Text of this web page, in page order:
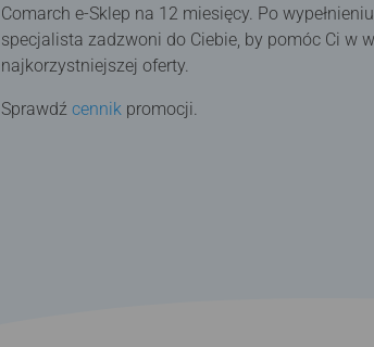
Comarch e-Sklep na 12 miesięcy. Po
specjalista zadzwoni do Ciebie, by pomóc Ci w
najkorzystniejszej oferty.
Sprawdźcennik promocji.